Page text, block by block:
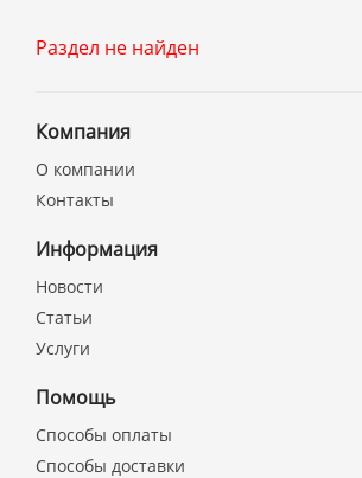
Раздел не найден
Компания
О компании
Контакты
Информация
Новости
Статьи
Услуги
Помощь
Способы оплаты
Способы доставки